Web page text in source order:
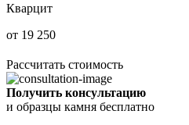
Кварцит
от 19 250
Рассчитать стоимость
Получить консультацию
и образцы камня бесплатно